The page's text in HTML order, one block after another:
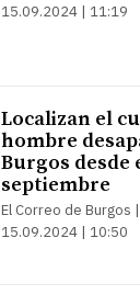
15.09.2024 | 11:19
Localizan el
hombre
Burgos desde
septiembre
El Correo de Burgos
15.09.2024 | 10:50